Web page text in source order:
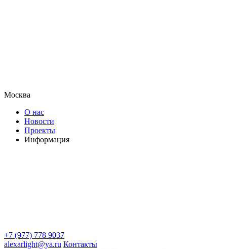
Москва
О нас
Новости
Проекты
Информация
+7 (977) 778 9037
alexarlight@ya.ru Контакты